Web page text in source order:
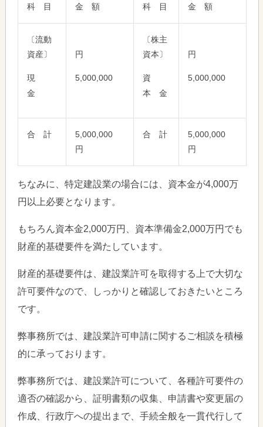
科 目 金 額 科 目 金 額
〔流動
資産〕
現
金
円
5,000,000
〔株主
資本〕
資
本 金
円
5,000,000
合 計
5,000,000
円
合 計
5,000,000
円
ちなみに、特定建設業の場合には、資本金が4,000万
円以上必要となります。
もちろん資本金2,000万円、資本準備金2,000万円でも
財産的基礎要件を満たしています。
財産的基礎要件は、建設業許可を取得する上で大切な
許可要件なので、しっかりと確認しておきたいところ
です。
弊事務所では、建設業許可申請に関するご相談を積極
的に承っております。
弊事務所では、建設業許可について、各種許可要件の
適否の確認から、証明書類の収集、申請書や変更届の
作成、行政庁への提出まで、手続全般を一貫代行して